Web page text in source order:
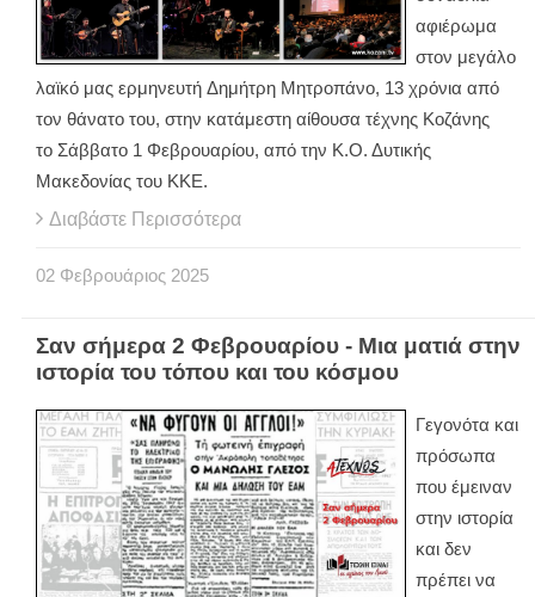
αφιέρωμα
στον μεγάλο
λαϊκό μας ερμηνευτή Δημήτρη Μητροπάνο, 13 χρόνια από
τον θάνατο του, στην κατάμεστη αίθουσα τέχνης Κοζάνης
το Σάββατο 1 Φεβρουαρίου, από την Κ.Ο. Δυτικής
Μακεδονίας του ΚΚΕ.
Διαβάστε Περισσότερα
02 Φεβρουάριος 2025
Σαν σήμερα 2 Φεβρουαρίου - Μια ματιά στην
ιστορία του τόπου και του κόσμου
Γεγονότα και
πρόσωπα
που έμειναν
στην ιστορία
και δεν
πρέπει να